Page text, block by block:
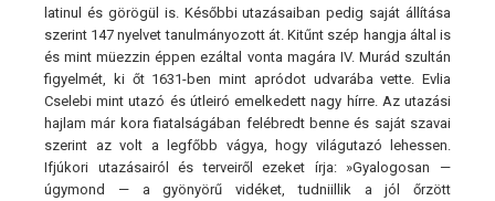
latinul és görögül is. Későbbi utazásaiban pedig saját állítása
szerint 147 nyelvet tanulmányozott át. Kitűnt szép hangja által is
és mint müezzin éppen ezáltal vonta magára IV. Murád szultán
figyelmét, ki őt 1631-ben mint apródot udvarába vette. Evlia
Cselebi mint utazó és útleiró emelkedett nagy hírre. Az utazási
hajlam már kora fiatalságában felébredt benne és saját szavai
szerint az volt a legfőbb vágya, hogy világutazó lehessen.
Ifjúkori utazásairól és terveiről ezeket írja: »Gyalogosan —
úgymond — a gyönyörű vidéket, tudniillik a jól őrzött